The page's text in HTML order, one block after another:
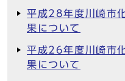
平成28年度川崎市
果について
平成26年度川崎市
果について